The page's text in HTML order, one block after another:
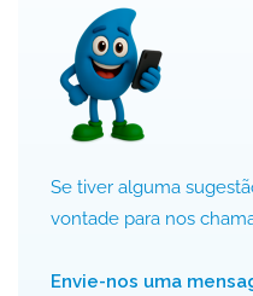
Se tiver alguma
vontade para nos
Envie-nos uma